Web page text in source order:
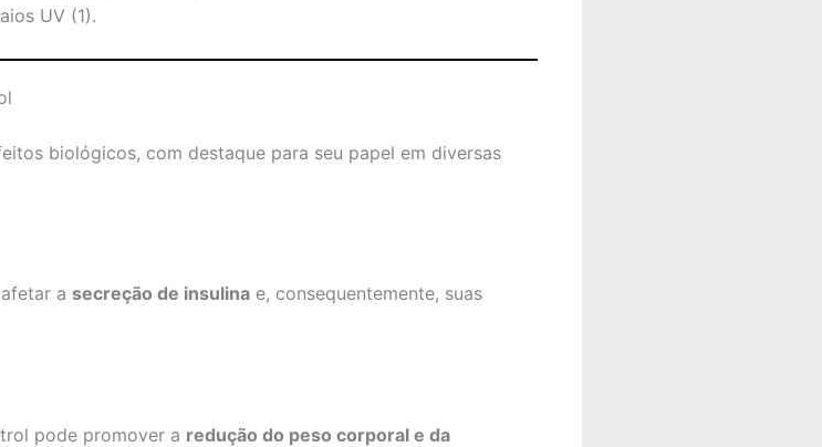
UV (1).
biológicos, com destaque para seu papel em diversas
a secreção de insulina e, consequentemente, suas
pode promover a redução do peso corporal e da